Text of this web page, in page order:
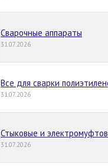
Сварочные аппараты
31.07.2026
Все для сварки
31.07.2026
Стыковые и
31.07.2026